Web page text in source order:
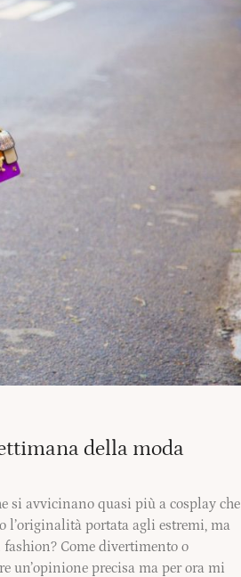
della moda
si avvicinano quasi più a cosplay che
l’originalità portata agli estremi, ma
Come divertimento o
un’opinione precisa ma per ora mi